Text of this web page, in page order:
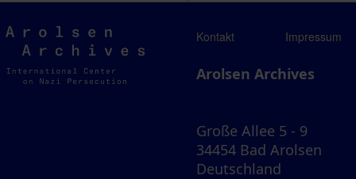
Arolsen
Archives
Kontakt Impressum
Arolsen Archives
Große Allee 5 - 9
34454 Bad Arolsen
Deutschland